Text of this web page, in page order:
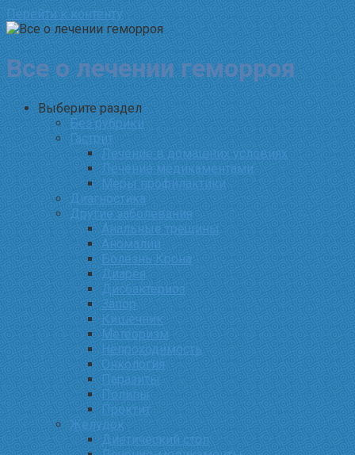
Перейти к контенту
Все о лечении геморроя
Выберите раздел
Без рубрики
Гастрит
Лечение в домашних условиях
Лечение медикаментами
Меры профилактики
Диагностика
Другие заболевания
Анальные трещины
Аномалии
Болезнь Крона
Диарея
Дисбактериоз
Запор
Кишечник
Метеоризм
Непроходимость
Онкология
Паразиты
Полипы
Проктит
Желудок
Диетический стол